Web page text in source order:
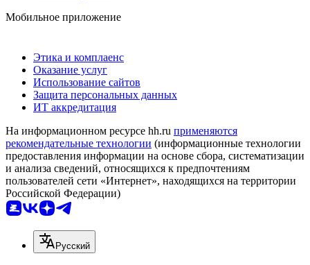
Мобильное приложение
Этика и комплаенс
Оказание услуг
Использование сайтов
Защита персональных данных
ИТ аккредитация
На информационном ресурсе hh.ru применяются
рекомендательные технологии (информационные технологии
предоставления информации на основе сбора, систематизации
и анализа сведений, относящихся к предпочтениям
пользователей сети «Интернет», находящихся на территории
Российской Федерации)
Русский